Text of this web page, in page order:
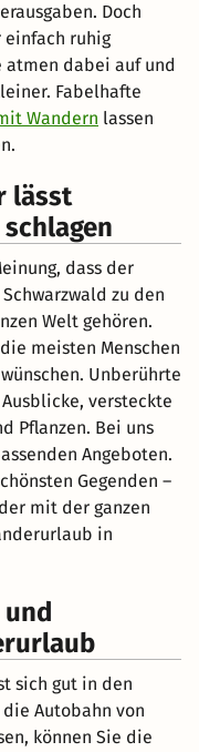
Doch
einfach ruhig
atmen dabei auf und
Fabelhafte
Wandern lassen
lässt
dass der
zu den
Welt gehören.
meisten Menschen
Unberührte
versteckte
Pflanzen. Bei uns
Angeboten.
Gegenden –
mit der ganzen
in
sich gut in den
Autobahn von
können Sie die